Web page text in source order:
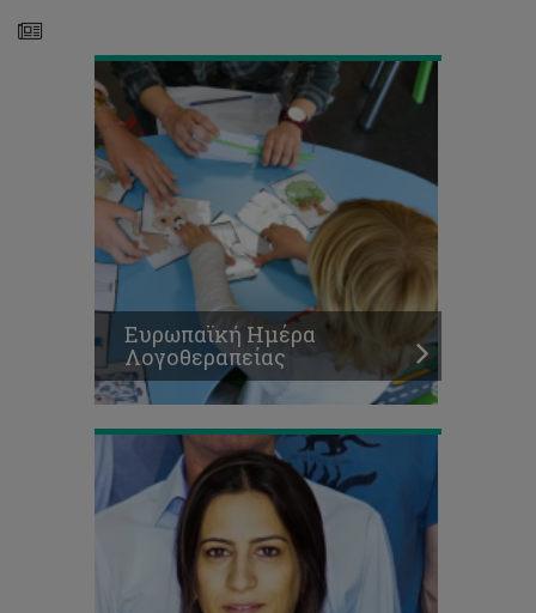
Ευρωπαϊκή Ημέρα
Λογοθεραπείας
Γυναίκες
στην
Επιστήμη
-
Δρ.
Αργυρώ
Νισαντζή